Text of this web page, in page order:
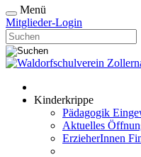
Menü
Mitglieder-Login
Kinderkrippe
Pädagogik
Aktuelles
ErzieherInnen